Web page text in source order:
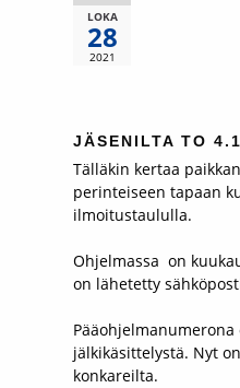
LOKA
28
2021
JÄSENILTA TO
Tälläkin kertaa
perinteiseen tapaan
ilmoitustaululla.
Ohjelmassa on
on lähetetty
jälkikäsittelystä. Nyt
konkareilta.